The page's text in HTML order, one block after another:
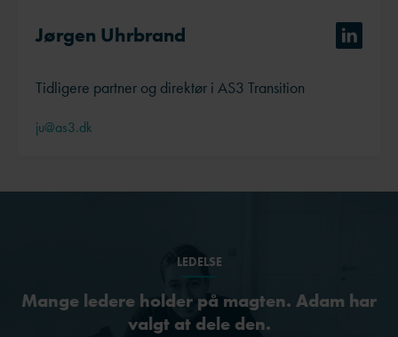
Jørgen Uhrbrand
Tidligere partner og direktør i AS3 Transition
ju@as3.dk
LEDELSE
Mange ledere holder på magten. Adam har
valgt at dele den.